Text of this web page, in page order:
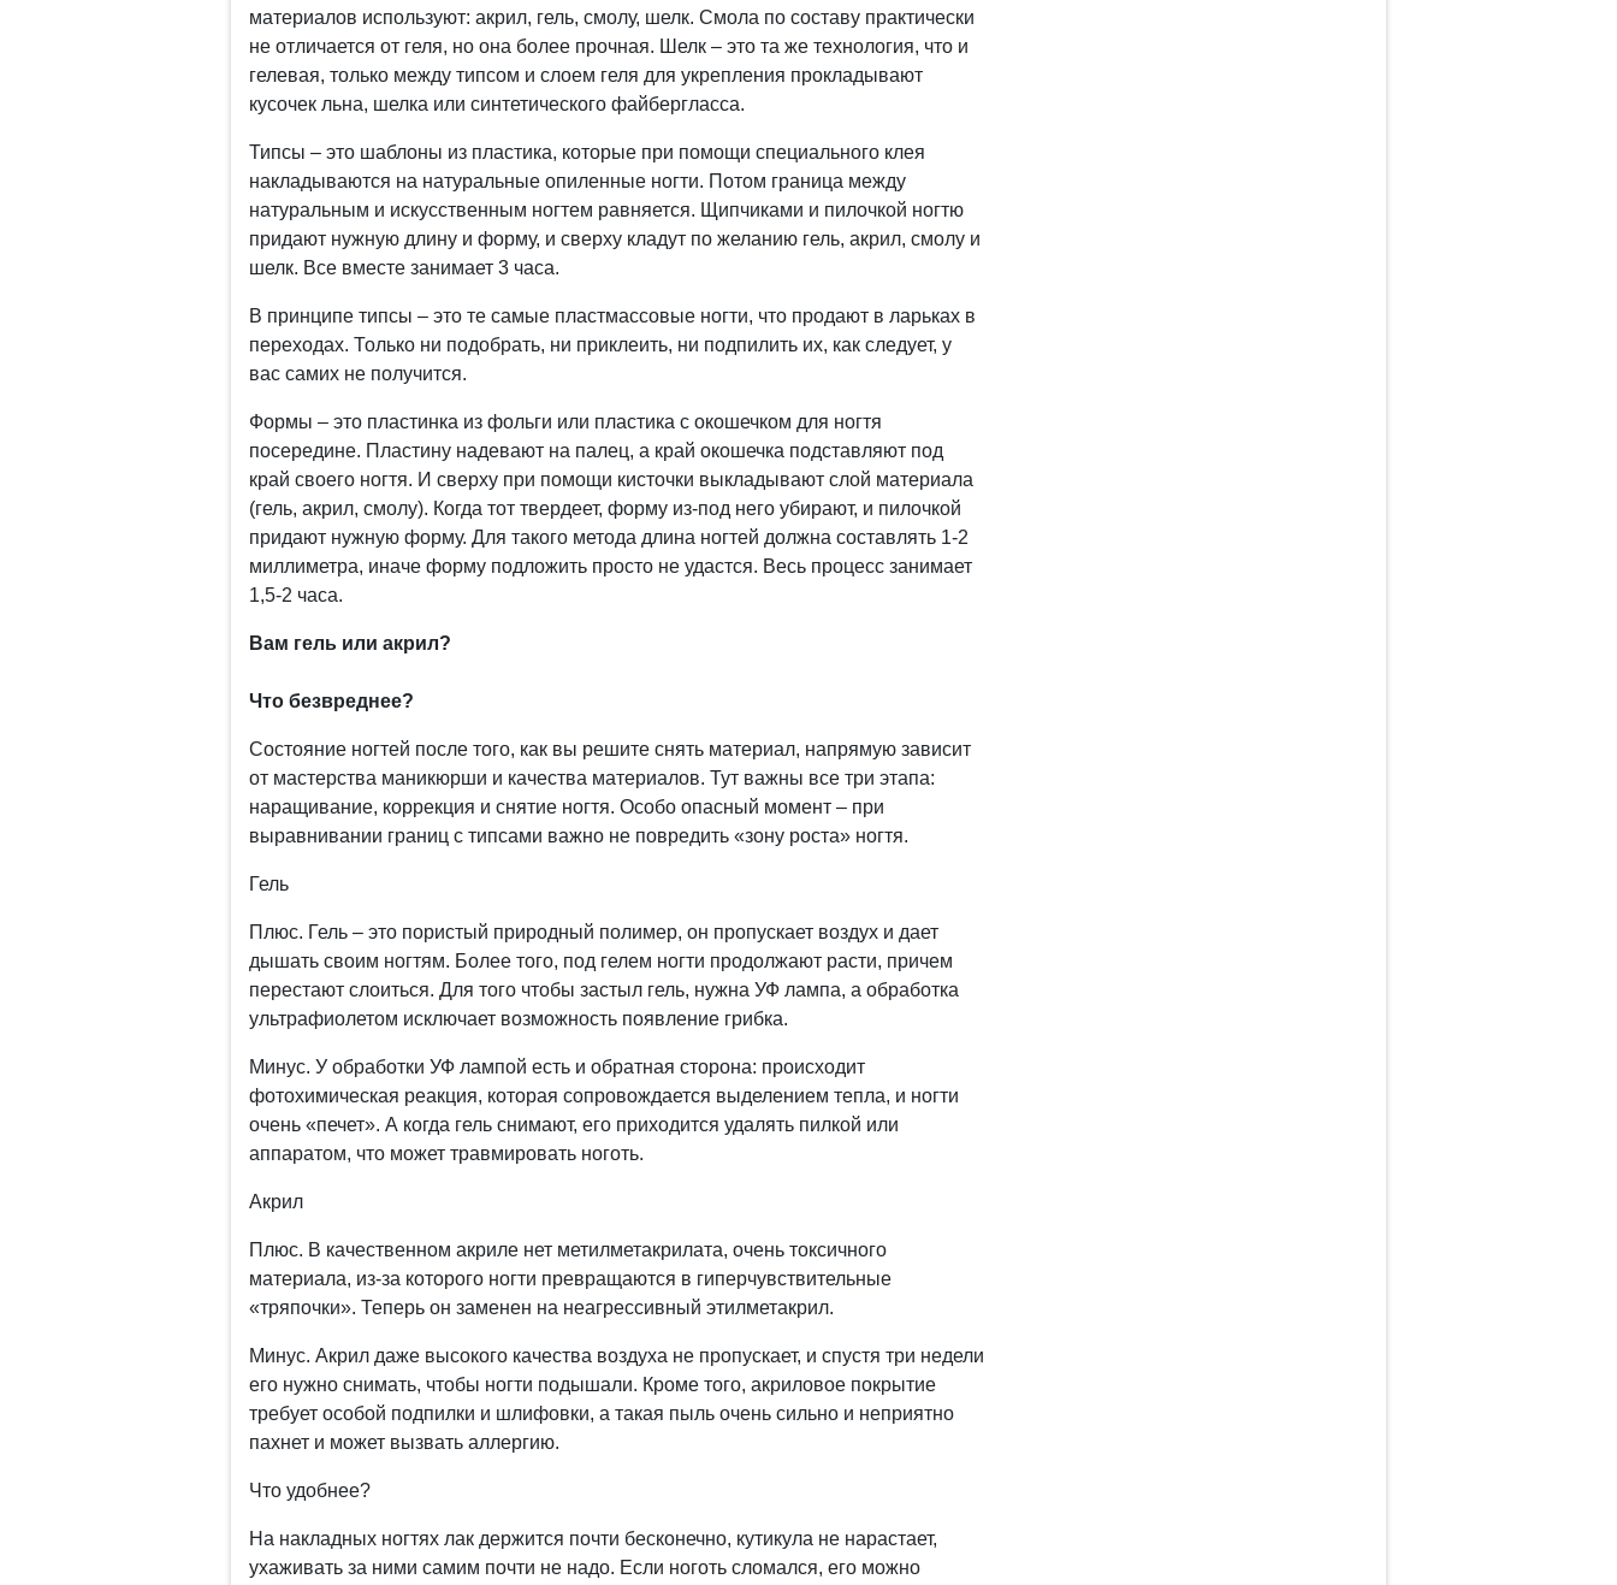
материалов используют: акрил, гель, смолу, шелк. Смола по составу практически
не отличается от геля, но она более прочная. Шелк – это та же технология, что и
гелевая, только между типсом и слоем геля для укрепления прокладывают
кусочек льна, шелка или синтетического файбергласса.
Типсы – это шаблоны из пластика, которые при помощи специального клея
накладываются на натуральные опиленные ногти. Потом граница между
натуральным и искусственным ногтем равняется. Щипчиками и пилочкой ногтю
придают нужную длину и форму, и сверху кладут по желанию гель, акрил, смолу и
шелк. Все вместе занимает 3 часа.
В принципе типсы – это те самые пластмассовые ногти, что продают в ларьках в
переходах. Только ни подобрать, ни приклеить, ни подпилить их, как следует, у
вас самих не получится.
Формы – это пластинка из фольги или пластика с окошечком для ногтя
посередине. Пластину надевают на палец, а край окошечка подставляют под
край своего ногтя. И сверху при помощи кисточки выкладывают слой материала
(гель, акрил, смолу). Когда тот твердеет, форму из-под него убирают, и пилочкой
придают нужную форму. Для такого метода длина ногтей должна составлять 1-2
миллиметра, иначе форму подложить просто не удастся. Весь процесс занимает
1,5-2 часа.
Вам гель или акрил?
Что безвреднее?
Состояние ногтей после того, как вы решите снять материал, напрямую зависит
от мастерства маникюрши и качества материалов. Тут важны все три этапа:
наращивание, коррекция и снятие ногтя. Особо опасный момент – при
выравнивании границ с типсами важно не повредить «зону роста» ногтя.
Гель
Плюс. Гель – это пористый природный полимер, он пропускает воздух и дает
дышать своим ногтям. Более того, под гелем ногти продолжают расти, причем
перестают слоиться. Для того чтобы застыл гель, нужна УФ лампа, а обработка
ультрафиолетом исключает возможность появление грибка.
Минус. У обработки УФ лампой есть и обратная сторона: происходит
фотохимическая реакция, которая сопровождается выделением тепла, и ногти
очень «печет». А когда гель снимают, его приходится удалять пилкой или
аппаратом, что может травмировать ноготь.
Акрил
Плюс. В качественном акриле нет метилметакрилата, очень токсичного
материала, из-за которого ногти превращаются в гиперчувствительные
«тряпочки». Теперь он заменен на неагрессивный этилметакрил.
Минус. Акрил даже высокого качества воздуха не пропускает, и спустя три недели
его нужно снимать, чтобы ногти подышали. Кроме того, акриловое покрытие
требует особой подпилки и шлифовки, а такая пыль очень сильно и неприятно
пахнет и может вызвать аллергию.
Что удобнее?
На накладных ногтях лак держится почти бесконечно, кутикула не нарастает,
ухаживать за ними самим почти не надо. Если ноготь сломался, его можно